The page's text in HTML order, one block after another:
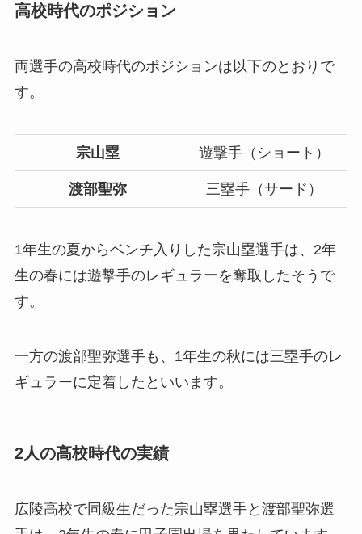
高校時代のポジション
両選手の高校時代のポジションは以下のとおりで
す。
宗山塁 遊撃手（ショート）
渡部聖弥 三塁手（サード）
1年生の夏からベンチ入りした宗山塁選手は、2年
生の春には遊撃手のレギュラーを奪取したそうで
す。
一方の渡部聖弥選手も、1年生の秋には三塁手のレ
ギュラーに定着したといいます。
2人の高校時代の実績
広陵高校で同級生だった宗山塁選手と渡部聖弥選